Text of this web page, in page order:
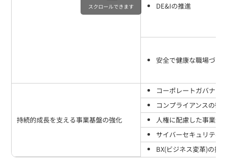
DE&Iの推進
安全で健康な職場づく
持続的成長を支える事業基盤の強化
コーポレートガバナン
コンプライアンスの徹
人権に配慮した事業運
サイバーセキュリティ
BX(ビジネス変革)の推進
スクロールできます